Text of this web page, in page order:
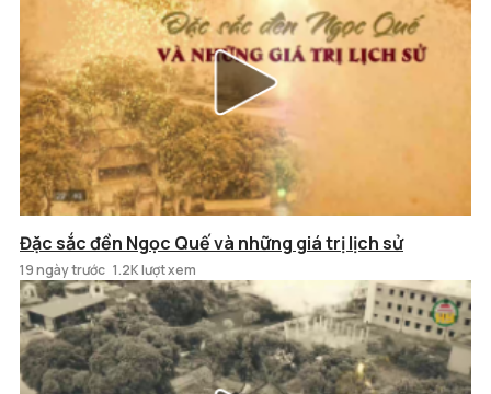
Đặc sắc đền Ngọc Quế và những giá trị lịch sử
19 ngày trước 1.2K lượt xem